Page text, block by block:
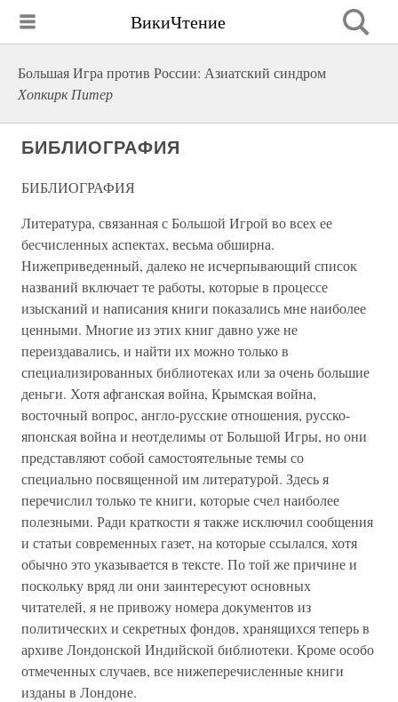
ВикиЧтение
Большая Игра против России: Азиатский синдром
Хопкирк Питер
БИБЛИОГРАФИЯ
БИБЛИОГРАФИЯ
Литература, связанная с Большой Игрой во всех ее
бесчисленных аспектах, весьма обширна.
Нижеприведенный, далеко не исчерпывающий список
названий включает те работы, которые в процессе
изысканий и написания книги показались мне наиболее
ценными. Многие из этих книг давно уже не
переиздавались, и найти их можно только в
специализированных библиотеках или за очень большие
деньги. Хотя афганская война, Крымская война,
восточный вопрос, англо-русские отношения, русско-
японская война и неотделимы от Большой Игры, но они
представляют собой самостоятельные темы со
специально посвященной им литературой. Здесь я
перечислил только те книги, которые счел наиболее
полезными. Ради краткости я также исключил сообщения
и статьи современных газет, на которые ссылался, хотя
обычно это указывается в тексте. По той же причине и
поскольку вряд ли они заинтересуют основных
читателей, я не привожу номера документов из
политических и секретных фондов, хранящихся теперь в
архиве Лондонской Индийской библиотеки. Кроме особо
отмеченных случаев, все нижеперечисленные книги
изданы в Лондоне.